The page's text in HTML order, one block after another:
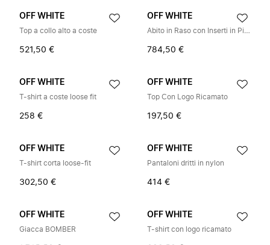
OFF WHITE
Top a collo alto a coste
521,50 €
OFF WHITE
Abito in Raso con Inserti in Pizzo
784,50 €
OFF WHITE
T-shirt a coste loose fit
258 €
OFF WHITE
Top Con Logo Ricamato
197,50 €
OFF WHITE
T-shirt corta loose-fit
302,50 €
OFF WHITE
Pantaloni dritti in nylon
414 €
OFF WHITE
Giacca BOMBER
OFF WHITE
T-shirt con logo ricamato